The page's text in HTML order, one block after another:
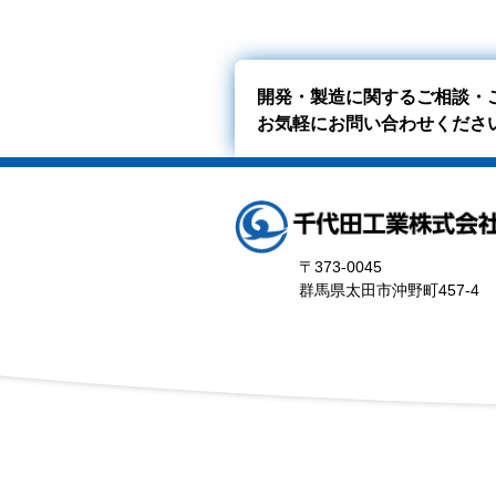
開発・製造に関するご相談・
お気軽にお問い合わせくださ
〒373-0045
群馬県太田市沖野町457-4